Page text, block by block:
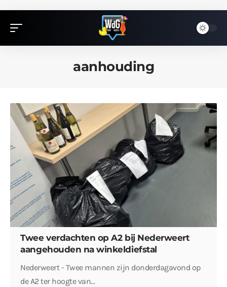
aanhouding
Twee verdachten op A2 bij Nederweert
aangehouden na winkeldiefstal
Nederweert - Twee mannen zijn donderdagavond op
de A2 ter hoogte van…